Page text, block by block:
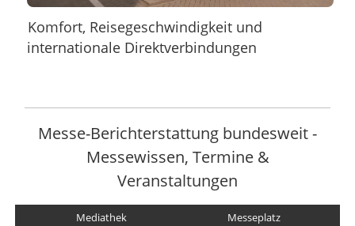
Komfort, Reisegeschwindigkeit und
internationale Direktverbindungen
Messe-Berichterstattung bundesweit -
Messewissen, Termine &
Veranstaltungen
Mediathek
Messeplatz